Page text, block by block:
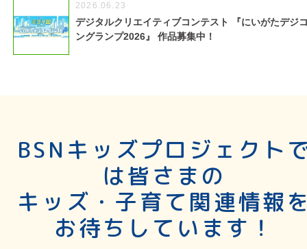
2026.06.23
デジタルクリエイティブコンテスト 『にいがたデジ
ングランプ2026』 作品募集中！
BSNキッズプロジェクト
は皆さまの
キッズ・子育て関連情報
お待ちしています！